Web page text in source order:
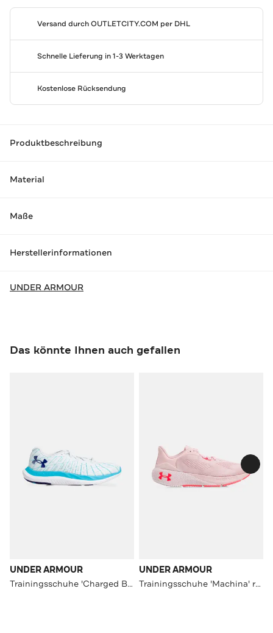
Versand durchOUTLETCITY.COM per DHL
Schnelle Lieferung in 1-3 Werktagen
Kostenlose Rücksendung
Produktbeschreibung
Material
Maße
Herstellerinformationen
UNDER ARMOUR
Das könnte Ihnen auch gefallen
UNDER ARMOUR
Trainingsschuhe 'Charged Breeze 2' mehrfarbig
UNDER ARMOUR
Trainingsschuhe 'Machina' rosa